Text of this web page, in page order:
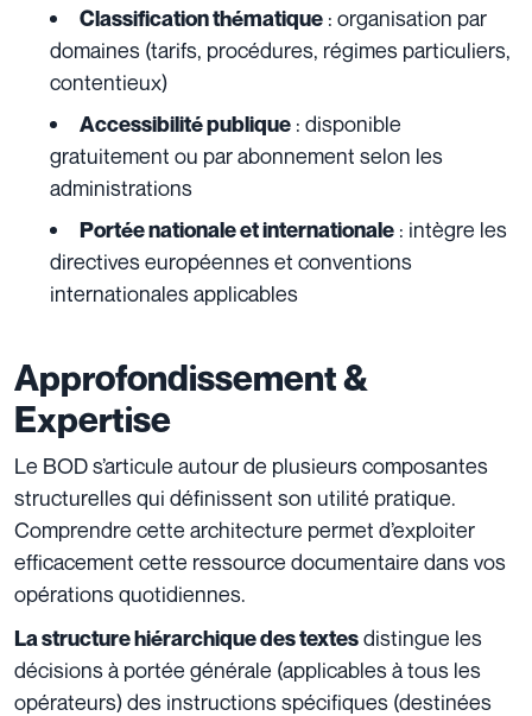
Classification thématique : organisation par
domaines (tarifs, procédures, régimes particuliers,
contentieux)
Accessibilité publique : disponible
gratuitement ou par abonnement selon les
administrations
Portée nationale et internationale : intègre les
directives européennes et conventions
internationales applicables
Approfondissement &
Expertise
Le BOD s’articule autour de plusieurs composantes
structurelles qui définissent son utilité pratique.
Comprendre cette architecture permet d’exploiter
efficacement cette ressource documentaire dans vos
opérations quotidiennes.
La structure hiérarchique des textesdistingue les
décisions à portée générale (applicables à tous les
opérateurs) des instructions spécifiques (destinées